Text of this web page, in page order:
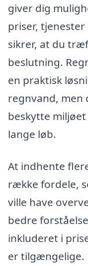
giver dig
priser,
sikrer, at du
beslutning.
en praktisk
regnvand, men
beskytte
lange løb.
At indhente
række fordele,
ville have
bedre
inkluderet i
er tilgængelige.